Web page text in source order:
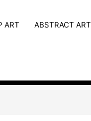
ART ABSTRACT ART